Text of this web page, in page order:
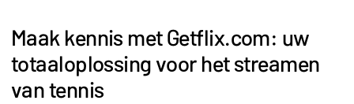
Maak kennis met Getflix.com: uw
totaaloplossing voor het streamen
van tennis